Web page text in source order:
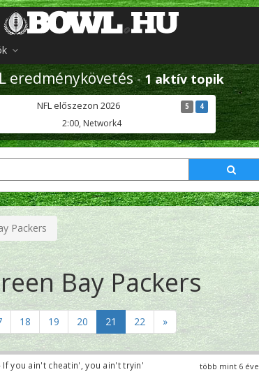
eredménykövetés -1 aktív topik
NFL előszezon 2026 5 4
2:00, Network4
Packers
Bay Packers
18 19 20 21 22 »
több mint 6 éve
you ain't cheatin', you ain't tryin'